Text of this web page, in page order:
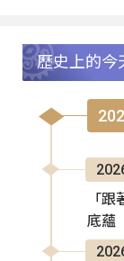
歷史上的今
「
底蘊